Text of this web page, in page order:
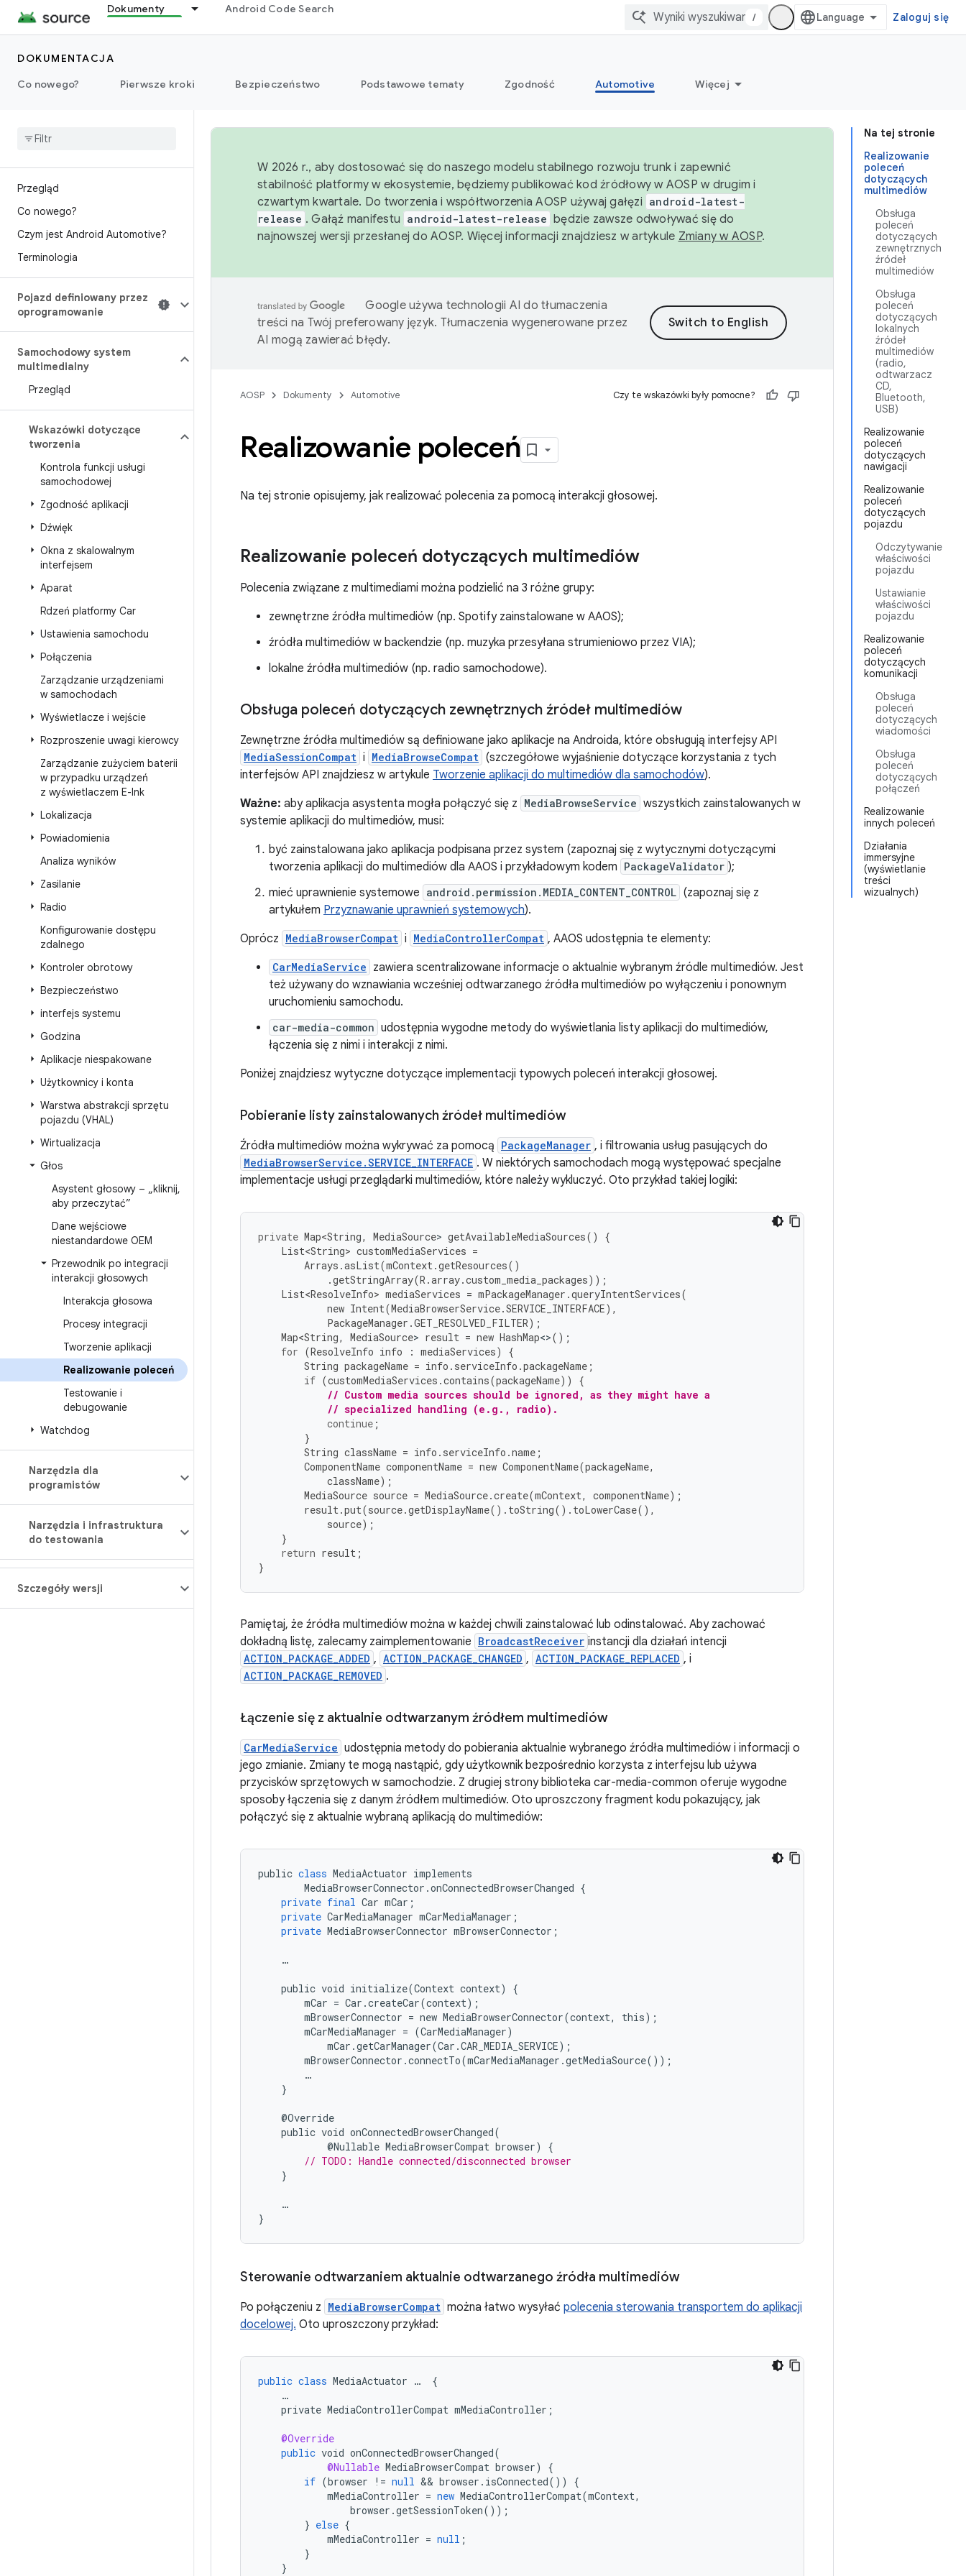
Dokumenty Android Code Search
/ Zaloguj się
DOKUMENTACJA
Co nowego?
Pierwsze kroki Bezpieczeństwo Podstawowe tematy Zgodność Automotive Więcej
Przegląd
Co nowego?
Czym jest Android Automotive?
Terminologia
Pojazd definiowany przez
oprogramowanie
Samochodowy system
multimedialny
Przegląd
Wskazówki dotyczące
tworzenia
Kontrola funkcji usługi
samochodowej
Zgodność aplikacji
Dźwięk
Okna z skalowalnym
interfejsem
Aparat
Rdzeń platformy Car
Ustawienia samochodu
Połączenia
Zarządzanie urządzeniami
w samochodach
Wyświetlacze i wejście
Rozproszenie uwagi kierowcy
Zarządzanie zużyciem baterii
w przypadku urządzeń
z wyświetlaczem E-Ink
Lokalizacja
Powiadomienia
Analiza wyników
Zasilanie
Radio
Konfigurowanie dostępu
zdalnego
Kontroler obrotowy
Bezpieczeństwo
interfejs systemu
Godzina
Aplikacje niespakowane
Użytkownicy i konta
Warstwa abstrakcji sprzętu
pojazdu (VHAL)
Wirtualizacja
Głos
Asystent głosowy – „kliknij,
aby przeczytać”
Dane wejściowe
niestandardowe OEM
Przewodnik po integracji
interakcji głosowych
Interakcja głosowa
Procesy integracji
Tworzenie aplikacji
Realizowanie poleceń
Testowanie i
debugowanie
Watchdog
Narzędzia dla
programistów
Narzędzia i infrastruktura
do testowania
Szczegóły wersji
Na tej stronie
Realizowanie
poleceń
dotyczących
multimediów
Obsługa
poleceń
dotyczących
zewnętrznych
źródeł
multimediów
Obsługa
poleceń
dotyczących
lokalnych
źródeł
multimediów
(radio,
odtwarzacz
CD,
Bluetooth,
USB)
Realizowanie
poleceń
dotyczących
nawigacji
Realizowanie
poleceń
dotyczących
pojazdu
Odczytywanie
właściwości
pojazdu
Ustawianie
właściwości
pojazdu
Realizowanie
poleceń
dotyczących
komunikacji
Obsługa
poleceń
dotyczących
wiadomości
Obsługa
poleceń
dotyczących
połączeń
Realizowanie
innych poleceń
Działania
immersyjne
(wyświetlanie
treści
wizualnych)
W 2026 r., aby dostosować się do naszego modelu stabilnego rozwoju trunk i zapewnić
stabilność platformy w ekosystemie, będziemy publikować kod źródłowy w AOSP w drugim i
czwartym kwartale. Do tworzenia i współtworzenia AOSP używaj gałęzi android-latest-
release . Gałąź manifestu android-latest-release będzie zawsze odwoływać się do
najnowszej wersji przesłanej do AOSP. Więcej informacji znajdziesz w artykule Zmiany w AOSP.
Google używa technologii AI do tłumaczenia
treści na Twój preferowany język. Tłumaczenia wygenerowane przez
AI mogą zawierać błędy.
AOSP Dokumenty Automotive Czy te wskazówki były pomocne?
Realizowanie poleceń
Na tej stronie opisujemy, jak realizować polecenia za pomocą interakcji głosowej.
Realizowanie poleceń dotyczących multimediów
Polecenia związane z multimediami można podzielić na 3 różne grupy:
zewnętrzne źródła multimediów (np. Spotify zainstalowane w AAOS);
źródła multimediów w backendzie (np. muzyka przesyłana strumieniowo przez VIA);
lokalne źródła multimediów (np. radio samochodowe).
Obsługa poleceń dotyczących zewnętrznych źródeł multimediów
Zewnętrzne źródła multimediów są definiowane jako aplikacje na Androida, które obsługują interfejsy API
MediaSessionCompat i MediaBrowseCompat (szczegółowe wyjaśnienie dotyczące korzystania z tych
interfejsów API znajdziesz w artykule Tworzenie aplikacji do multimediów dla samochodów).
Ważne: aby aplikacja asystenta mogła połączyć się z MediaBrowseService wszystkich zainstalowanych w
systemie aplikacji do multimediów, musi:
być zainstalowana jako aplikacja podpisana przez system (zapoznaj się z wytycznymi dotyczącymi
tworzenia aplikacji do multimediów dla AAOS i przykładowym kodem PackageValidator );
mieć uprawnienie systemowe android.permission.MEDIA_CONTENT_CONTROL (zapoznaj się z
artykułem Przyznawanie uprawnień systemowych).
Oprócz MediaBrowserCompat i MediaControllerCompat , AAOS udostępnia te elementy:
CarMediaService zawiera scentralizowane informacje o aktualnie wybranym źródle multimediów. Jest
też używany do wznawiania wcześniej odtwarzanego źródła multimediów po wyłączeniu i ponownym
uruchomieniu samochodu.
car-media-common udostępnia wygodne metody do wyświetlania listy aplikacji do multimediów,
łączenia się z nimi i interakcji z nimi.
Poniżej znajdziesz wytyczne dotyczące implementacji typowych poleceń interakcji głosowej.
Pobieranie listy zainstalowanych źródeł multimediów
Źródła multimediów można wykrywać za pomocą PackageManager , i filtrowania usług pasujących do
MediaBrowserService.SERVICE_INTERFACE . W niektórych samochodach mogą występować specjalne
implementacje usługi przeglądarki multimediów, które należy wykluczyć. Oto przykład takiej logiki:
private Map<String, MediaSource> getAvailableMediaSources()
{
List<String> customMediaServices =
Arrays .asList(mContext.getResources()
.getStringArray(R .array.custom_media_packages));
List<ResolveInfo> mediaServices = mPackageManager .queryIntentServices(
new Intent(MediaBrowserService.SERVICE_INTERFACE),
PackageManager .GET_RESOLVED_FILTER);
Map<String, MediaSource> result = new HashMap<>();
for (ResolveInfo info : mediaServices)
{
String packageName = info . serviceInfo .packageName ;
if (customMediaServices .contains(packageName))
{
// Custom media sources should be ignored, as they might have a
// specialized handling (e.g., radio).
continue ;
}
String className = info . serviceInfo .name ;
ComponentName componentName = new ComponentName(packageName,
className);
MediaSource source = MediaSource.create(mContext, componentName);
result.put(source.getDisplayName(). toString(). toLowerCase(),
source);
}
return result ;
}
Pamiętaj, że źródła multimediów można w każdej chwili zainstalować lub odinstalować. Aby zachować
dokładną listę, zalecamy zaimplementowanie BroadcastReceiver instancji dla działań intencji
ACTION_PACKAGE_ADDED , ACTION_PACKAGE_CHANGED , ACTION_PACKAGE_REPLACED , i
ACTION_PACKAGE_REMOVED .
Łączenie się z aktualnie odtwarzanym źródłem multimediów
CarMediaService udostępnia metody do pobierania aktualnie wybranego źródła multimediów i informacji o
jego zmianie. Zmiany te mogą nastąpić, gdy użytkownik bezpośrednio korzysta z interfejsu lub używa
przycisków sprzętowych w samochodzie. Z drugiej strony biblioteka car-media-common oferuje wygodne
sposoby łączenia się z danym źródłem multimediów. Oto uproszczony fragment kodu pokazujący, jak
połączyć się z aktualnie wybraną aplikacją do multimediów:
public class MediaActuator implements
MediaBrowserConnector .onConnectedBrowserChanged {
private final Car mCar ;
private CarMediaManager mCarMediaManager ;
private MediaBrowserConnector mBrowserConnector ;
…
public void initialize(Context context)
{
mCar = Car .createCar(context);
mBrowserConnector = new MediaBrowserConnector(context, this);
mCarMediaManager = (CarMediaManager)
mCar .getCarManager(Car .CAR_MEDIA_SERVICE);
mBrowserConnector .connectTo(mCarMediaManager .getMediaSource());
…
}
@Override
public void onConnectedBrowserChanged(
@Nullable MediaBrowserCompat browser)
{
// TODO: Handle connected/disconnected browser
}
…
}
Sterowanie odtwarzaniem aktualnie odtwarzanego źródła multimediów
Po połączeniu z MediaBrowserCompat można łatwo wysyłać polecenia sterowania transportem do aplikacji
docelowej. Oto uproszczony przykład:
public class MediaActuator …
{
…
private MediaControllerCompat mMediaController ;
@Override
public void onConnectedBrowserChanged(
@Nullable MediaBrowserCompat browser)
{
if (browser != null && browser . isConnected())
{
mMediaController = new MediaControllerCompat(mContext,
browser .getSessionToken());
} else {
mMediaController = null ;
}
}